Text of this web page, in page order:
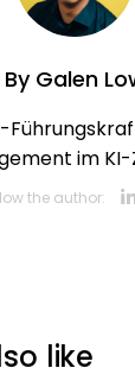
ByGalen
im
the author:
like